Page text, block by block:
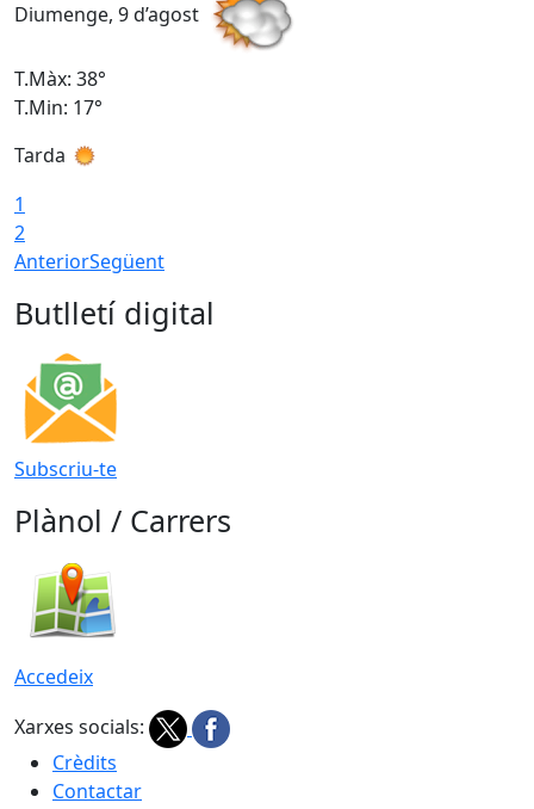
Diumenge, 9 d’agost
T.Màx: 38°
T.Min: 17°
Tarda
1
2
AnteriorSegüent
Butlletí digital
Subscriu-te
Plànol / Carrers
Accedeix
Xarxes socials:
Crèdits
Contactar